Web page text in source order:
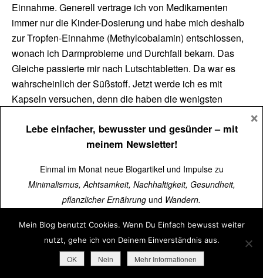
Einnahme. Generell vertrage ich von Medikamenten
immer nur die Kinder-Dosierung und habe mich deshalb
zur Tropfen-Einnahme (Methylcobalamin) entschlossen,
wonach ich Darmprobleme und Durchfall bekam. Das
Gleiche passierte mir nach Lutschtabletten. Da war es
wahrscheinlich der Süßstoff. Jetzt werde ich es mit
Kapseln versuchen, denn die haben die wenigsten
noch einen Tip für mich.
Schreibe einen Kommentar
Felder sind mit
Mein Blog benutzt Cookies. Wenn Du Einfach bewusst weiter
nutzt, gehe ich von Deinem Einverständnis aus.
OK Nein Mehr Informationen
Lebe einfacher, bewusster und gesünder– mit
meinem Newsletter!
Einmal im Monat neue Blogartikel und Impulse zu
Minimalismus, Achtsamkeit, Nachhaltigkeit, Gesundheit,
pflanzlicher Ernährung und Wandern.
Über15.000 Menschen lesen schon mit.
➜Jetzt kostenlos abonnieren
×